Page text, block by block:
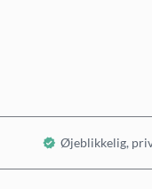
Øjeblikkelig,